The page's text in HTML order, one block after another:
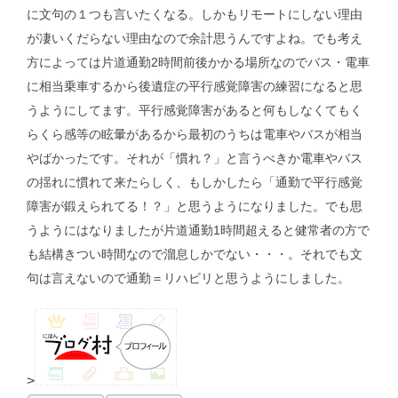
に文句の１つも言いたくなる。しかもリモートにしない理由
が凄いくだらない理由なので余計思うんですよね。でも考え
方によっては片道通勤2時間前後かかる場所なのでバス・電車
に相当乗車するから後遺症の平行感覚障害の練習になると思
うようにしてます。平行感覚障害があると何もしなくてもく
らくら感等の眩暈があるから最初のうちは電車やバスが相当
やばかったです。それが「慣れ？」と言うべきか電車やバス
の揺れに慣れて来たらしく、もしかしたら「通勤で平行感覚
障害が鍛えられてる！？」と思うようになりました。でも思
うようにはなりましたが片道通勤1時間超えると健常者の方で
も結構きつい時間なので溜息しかでない・・・。それでも文
句は言えないので通勤＝リハビリと思うようにしました。
>